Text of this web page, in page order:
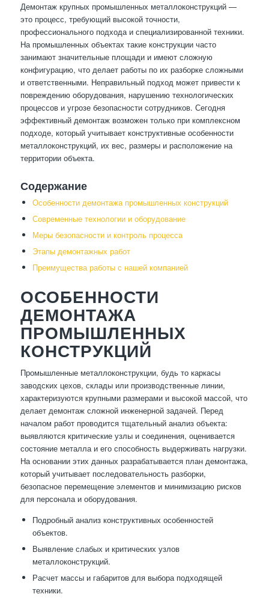
Демонтаж крупных промышленных металлоконструкций —
это процесс, требующий высокой точности,
профессионального подхода и специализированной техники.
На промышленных объектах такие конструкции часто
занимают значительные площади и имеют сложную
конфигурацию, что делает работы по их разборке сложными
и ответственными. Неправильный подход может привести к
повреждению оборудования, нарушению технологических
процессов и угрозе безопасности сотрудников. Сегодня
эффективный демонтаж возможен только при комплексном
подходе, который учитывает конструктивные особенности
металлоконструкций, их вес, размеры и расположение на
территории объекта.
Содержание
Особенности демонтажа промышленных конструкций
Современные технологии и оборудование
Меры безопасности и контроль процесса
Этапы демонтажных работ
Преимущества работы с нашей компанией
ОСОБЕННОСТИ
ДЕМОНТАЖА
ПРОМЫШЛЕННЫХ
КОНСТРУКЦИЙ
Промышленные металлоконструкции, будь то каркасы
заводских цехов, склады или производственные линии,
характеризуются крупными размерами и высокой массой, что
делает демонтаж сложной инженерной задачей. Перед
началом работ проводится тщательный анализ объекта:
выявляются критические узлы и соединения, оценивается
состояние металла и его способность выдерживать нагрузки.
На основании этих данных разрабатывается план демонтажа,
который учитывает последовательность разборки,
безопасное перемещение элементов и минимизацию рисков
для персонала и оборудования.
Подробный анализ конструктивных особенностей
объектов.
Выявление слабых и критических узлов
металлоконструкций.
Расчет массы и габаритов для выбора подходящей
техники.